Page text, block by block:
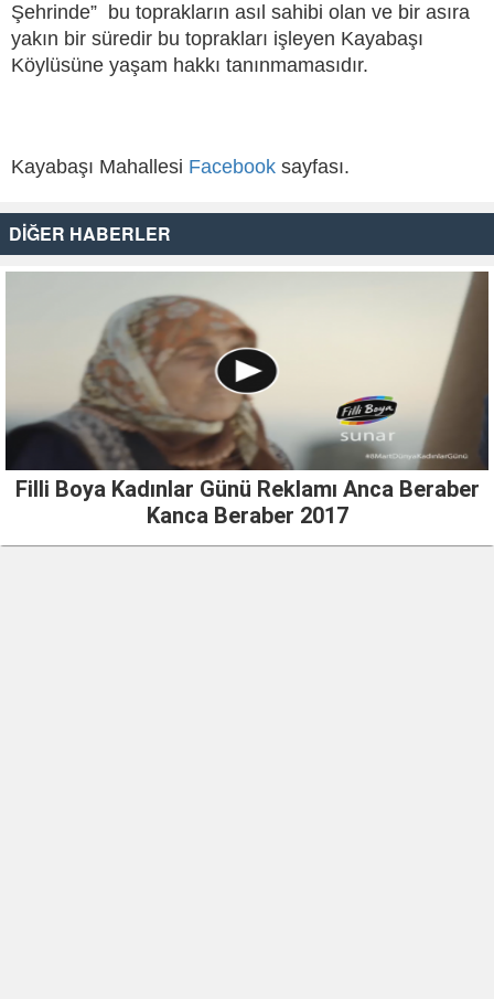
Şehrinde” bu toprakların asıl sahibi olan ve bir asıra
yakın bir süredir bu toprakları işleyen Kayabaşı
Köylüsüne yaşam hakkı tanınmamasıdır.
Kayabaşı Mahallesi Facebook sayfası.
DİĞER HABERLER
Filli Boya Kadınlar Günü Reklamı Anca Beraber
Kanca Beraber 2017